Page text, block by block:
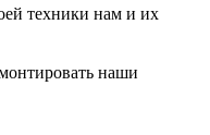
техники нам и их
наши